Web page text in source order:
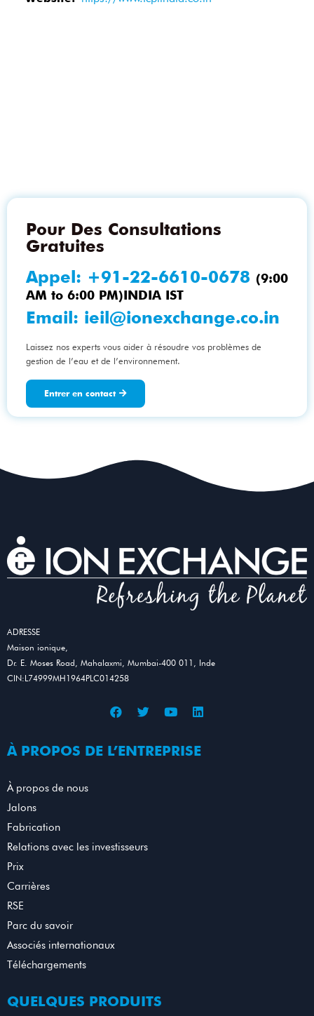
Pour Des Consultations
Gratuites
Appel: +91-22-6610-0678 (9:00
AM to 6:00 PM)INDIA IST
Email: ieil@ionexchange.co.in
Laissez nos experts vous aider à résoudre vos problèmes de
gestion de l’eau et de l’environnement.
Entrer en contact
ADRESSE
Maison ionique,
Dr. E. Moses Road, Mahalaxmi, Mumbai-400 011, Inde
CIN:L74999MH1964PLC014258
À PROPOS DE L’ENTREPRISE
À propos de nous
Jalons
Fabrication
Relations avec les investisseurs
Prix
Carrières
RSE
Parc du savoir
Associés internationaux
Téléchargements
QUELQUES PRODUITS